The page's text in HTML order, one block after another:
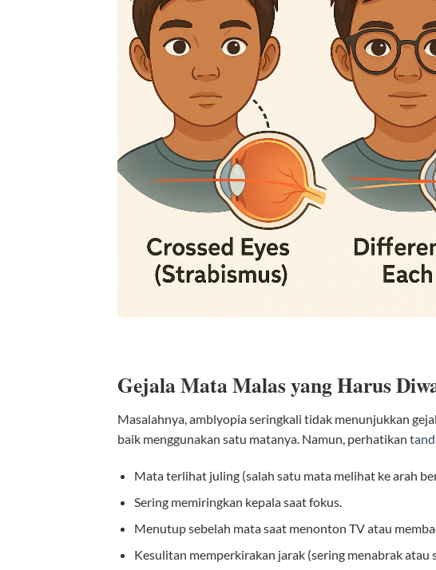
Gejala Mata Malas yang Harus
Masalahnya, amblyopia seringkali tidak menunjukkan
baik menggunakan satu matanya. Namun, perhatikan
Mata terlihat juling (salah satu mata melihat ke arah
Sering memiringkan kepala saat fokus.
Menutup sebelah mata saat menonton TV atau
Kesulitan memperkirakan jarak (sering menabrak atau